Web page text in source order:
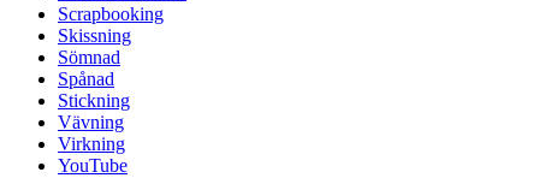
Scrapbooking
Skissning
Sömnad
Spånad
Stickning
Vävning
Virkning
YouTube